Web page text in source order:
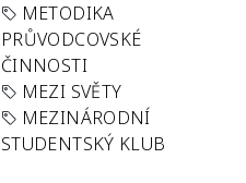
METODIKA
PRŮVODCOVSKÉ
ČINNOSTI
MEZI SVĚTY
MEZINÁRODNÍ
STUDENTSKÝ KLUB